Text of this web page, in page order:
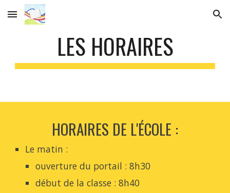
Skip to main content Skip to navigation
LES HORAIRES
HORAIRES DE L'ÉCOLE :
Le matin :
ouverture du portail : 8h30
début de la classe : 8h40